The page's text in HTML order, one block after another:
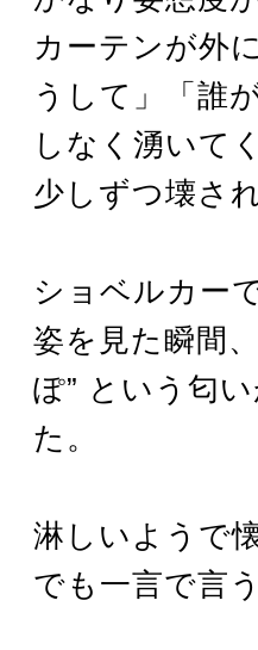
カーテンが外
うして」「誰
しなく湧いて
少しずつ壊さ
ショベルカー
姿を見た瞬間
ぽ” という匂
た。
淋しいようで
でも一言で言